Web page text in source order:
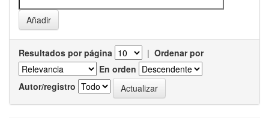
Resultados por página | Ordenar por
En orden
Autor/registro